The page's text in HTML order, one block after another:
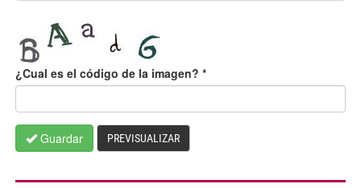
¿Cual es el código de la imagen? *
Guardar PREVISUALIZAR